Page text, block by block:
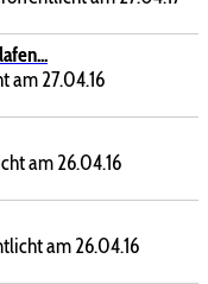
am 27.04.16
am 26.04.16
am 26.04.16